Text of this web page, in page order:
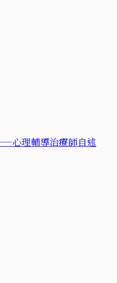
心理輔導治療師自述